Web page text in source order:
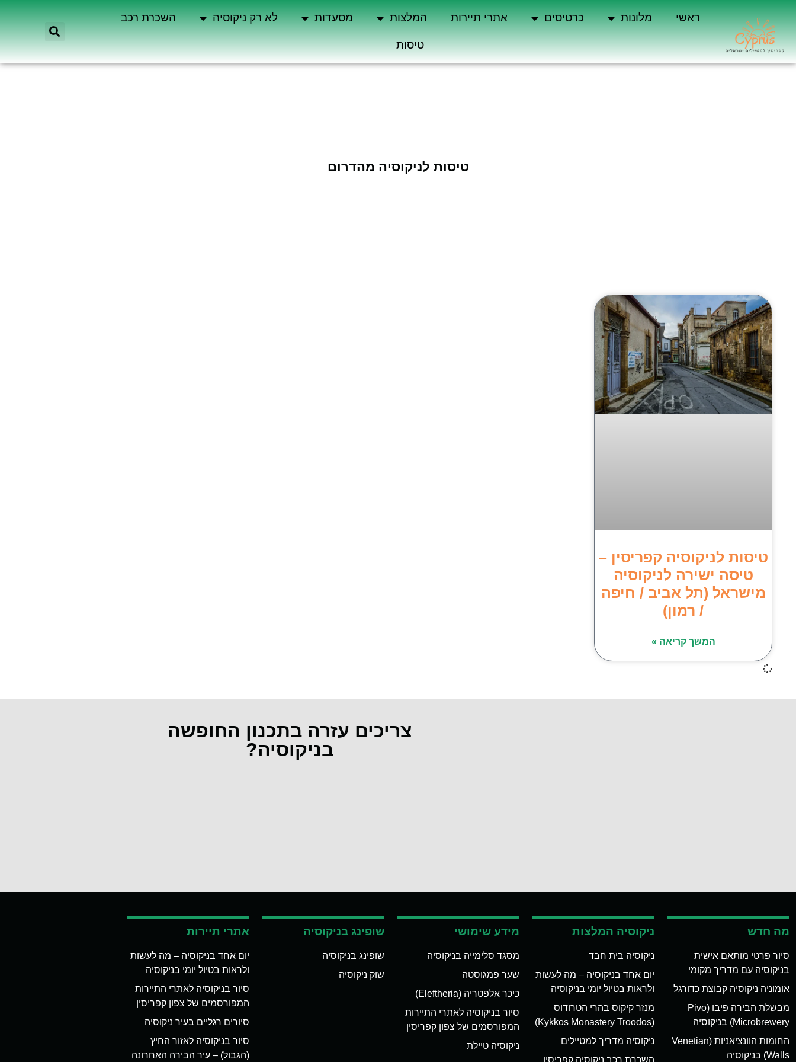
ראשי מלונות כרטיסים אתרי תיירות המלצות מסעדות לא רק ניקוסיה השכרת רכב
טיסות
טיסות לניקוסיה מהדרום
טיסות לניקוסיה קפריסין –
טיסה ישירה לניקוסיה
מישראל (תל אביב / חיפה
/ רמון)
המשך קריאה »
צריכים עזרה בתכנון החופשה
בניקוסיה?
מה חדש
סיור פרטי מותאם אישית
בניקוסיה עם מדריך מקומי
אומוניה ניקוסיה קבוצת כדורגל
מבשלת הבירה פיבו (Pivo
Microbrewery) בניקוסיה
החומות הוונציאניות (Venetian
Walls) בניקוסיה
ניקוסיה המלצות
ניקוסיה בית חבד
יום אחד בניקוסיה – מה לעשות
ולראות בטיול יומי בניקוסיה
מנזר קיקוס בהרי הטרודוס
(Kykkos Monastery Troodos)
ניקוסיה מדריך למטיילים
השכרת רכב ניקוסיה קפריסין
מידע שימושי
מסגד סלימייה בניקוסיה
שער פמגוסטה
כיכר אלפטריה (Eleftheria)
סיור בניקוסיה לאתרי התיירות
המפורסמים של צפון קפריסין
ניקוסיה טיילת
שופינג בניקוסיה
שופינג בניקוסיה
שוק ניקוסיה
אתרי תיירות
יום אחד בניקוסיה – מה לעשות
ולראות בטיול יומי בניקוסיה
סיור בניקוסיה לאתרי התיירות
המפורסמים של צפון קפריסין
סיורים רגליים בעיר ניקוסיה
סיור בניקוסיה לאזור החיץ
(הגבול) – עיר הבירה האחרונה